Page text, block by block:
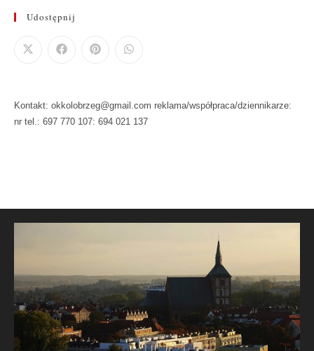
Udostępnij
Kontakt: okkolobrzeg@gmail.com reklama/współpraca/dziennikarze:
nr tel.: 697 770 107: 694 021 137